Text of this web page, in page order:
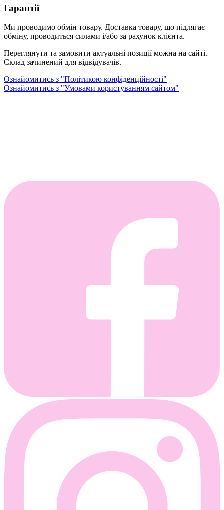
Гарантії
Ми проводимо обмін товару. Доставка товару, що підлягає
обміну, проводиться силами і/або за рахунок клієнта.
Переглянути та замовити актуальні позиції можна на сайті.
Склад зачинений для відвідувачів.
Ознайомитись з "Політикою конфіденційності"
Ознайомитись з "Умовами користуванням сайтом"